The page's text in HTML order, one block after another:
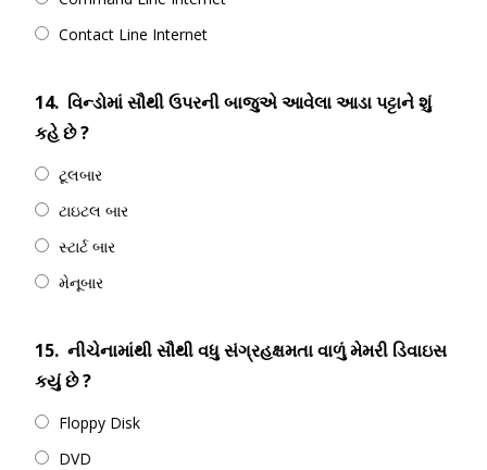
Contact Line Internet
14. વિન્ડોમાં સૌથી ઉપરની બાજુએ આવેલા આડા પટ્ટાને શું
કહે છે ?
ટૂલબાર
ટાઇટલ બાર
સ્ટાર્ટ બાર
મેનૂબાર
15. નીચેનામાંથી સૌથી વધુ સંગ્રહક્ષમતા વાળું મેમરી ડિવાઇસ
કયું છે ?
Floppy Disk
DVD